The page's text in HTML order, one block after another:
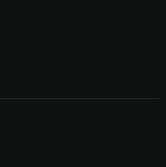
per il